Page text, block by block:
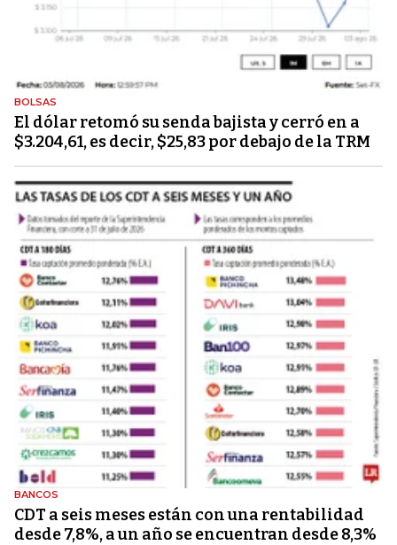
BOLSAS
El dólar retomó su senda bajista y cerró en a
$3.204,61, es decir, $25,83 por debajo de la TRM
BANCOS
CDT a seis meses están con una rentabilidad
desde 7,8%, a un año se encuentran desde 8,3%